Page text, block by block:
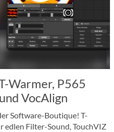
Warmer, P565
VocAlign
Software-Boutique! T-
edlen Filter-Sound, TouchVIZ